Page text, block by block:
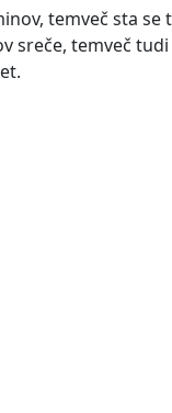
temveč sta se
sreče, temveč